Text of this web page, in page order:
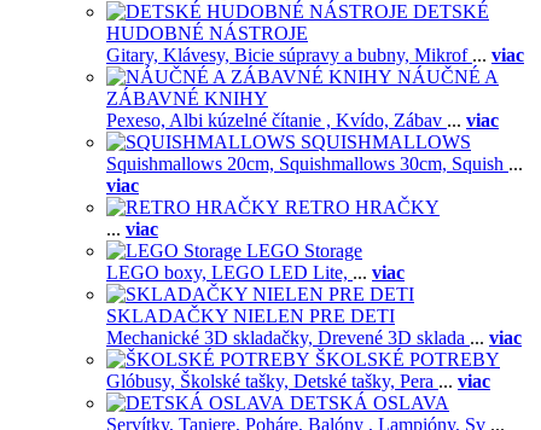
DETSKÉ
HUDOBNÉ NÁSTROJE
Gitary, Klávesy, Bicie súpravy a bubny, Mikrof ... viac
NÁUČNÉ A
ZÁBAVNÉ KNIHY
Pexeso, Albi kúzelné čítanie , Kvído, Zábav ... viac
SQUISHMALLOWS
Squishmallows 20cm, Squishmallows 30cm, Squish ...
viac
RETRO HRAČKY
... viac
LEGO Storage
LEGO boxy, LEGO LED Lite, ... viac
SKLADAČKY NIELEN PRE DETI
Mechanické 3D skladačky, Drevené 3D sklada ... viac
ŠKOLSKÉ POTREBY
Glóbusy, Školské tašky, Detské tašky, Pera ... viac
DETSKÁ OSLAVA
Servítky, Taniere, Poháre, Balóny , Lampióny, Sv ...